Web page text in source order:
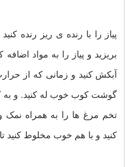
پیاز را با رنده ی ریز رنده
بریزید و پیاز را به مواد اضافه
آبکش کنید و زمانی که از
گوشت کوب خوب له کنید. و به
تخم مرغ ها را به همراه نمک
کنید و با هم خوب مخلوط کنید